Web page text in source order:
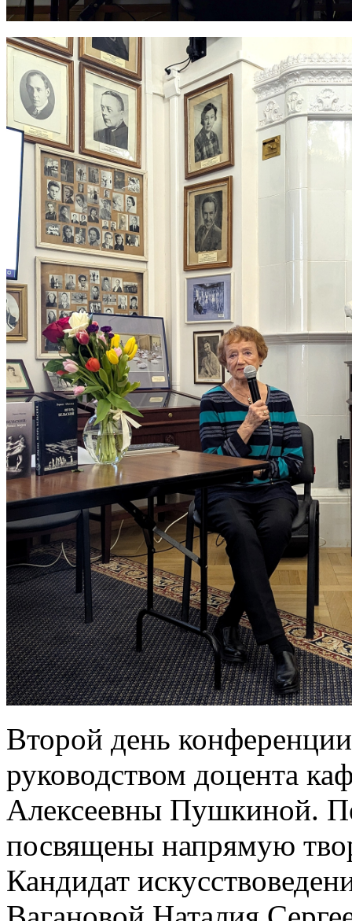
Второй день
руководством доцента
Алексеевны Пушкиной.
посвящены напрямую
Кандидат